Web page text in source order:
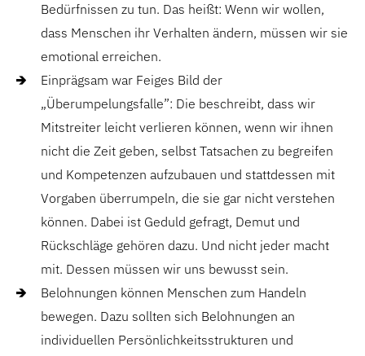
Bedürfnissen zu tun. Das heißt: Wenn wir wollen,
dass Menschen ihr Verhalten ändern, müssen wir sie
emotional erreichen.
Einprägsam war Feiges Bild der
„Überumpelungsfalle”: Die beschreibt, dass wir
Mitstreiter leicht verlieren können, wenn wir ihnen
nicht die Zeit geben, selbst Tatsachen zu begreifen
und Kompetenzen aufzubauen und stattdessen mit
Vorgaben überrumpeln, die sie gar nicht verstehen
können. Dabei ist Geduld gefragt, Demut und
Rückschläge gehören dazu. Und nicht jeder macht
mit. Dessen müssen wir uns bewusst sein.
Belohnungen können Menschen zum Handeln
bewegen. Dazu sollten sich Belohnungen an
individuellen Persönlichkeitsstrukturen und